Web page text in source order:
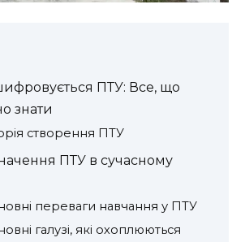
ПТУ: Все, що
знати
створення ПТУ
ПТУ в сучасному
переваги навчання у ПТУ
галузі, які охоплюються